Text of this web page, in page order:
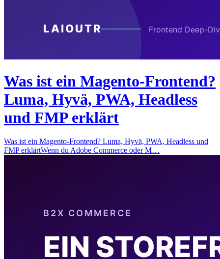
Was ist ein Magento-Frontend?
Luma, Hyvä, PWA, Headless
und FMP erklärt
Was ist ein Magento-Frontend? Luma, Hyvä, PWA, Headless und
FMP erklärtWenn du Adobe Commerce oder M…